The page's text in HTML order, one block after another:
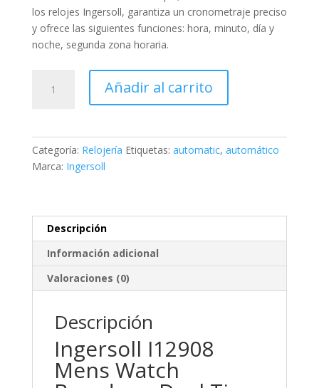
los relojes Ingersoll, garantiza un cronometraje preciso
y ofrece las siguientes funciones: hora, minuto, día y
noche, segunda zona horaria.
Broadway
cantidad
Añadir al carrito
Categoría: Relojería Etiquetas: automatic, automático
Marca: Ingersoll
Descripción
Información adicional
Valoraciones (0)
Descripción
Ingersoll I12908
Mens Watch